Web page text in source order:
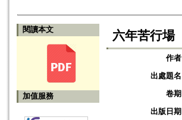
閱讀本文
加值服務
六年苦行場
作者
出處題名
卷期
出版日期